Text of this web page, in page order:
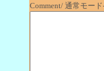
Comment/ 通常モード